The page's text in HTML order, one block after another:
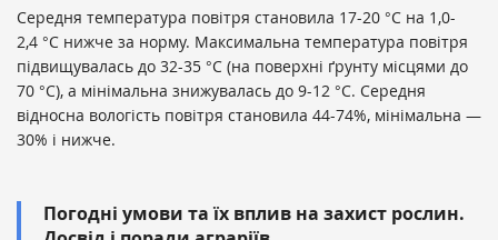
Середня температура повітря становила 17-20 °С на 1,0-
2,4 °С нижче за норму. Максимальна температура повітря
підвищувалась до 32-35 °С (на поверхні ґрунту місцями до
70 °С), а мінімальна знижувалась до 9-12 °С. Середня
відносна вологість повітря становила 44-74%, мінімальна —
30% і нижче.
Погодні умови та їх вплив на захист рослин.